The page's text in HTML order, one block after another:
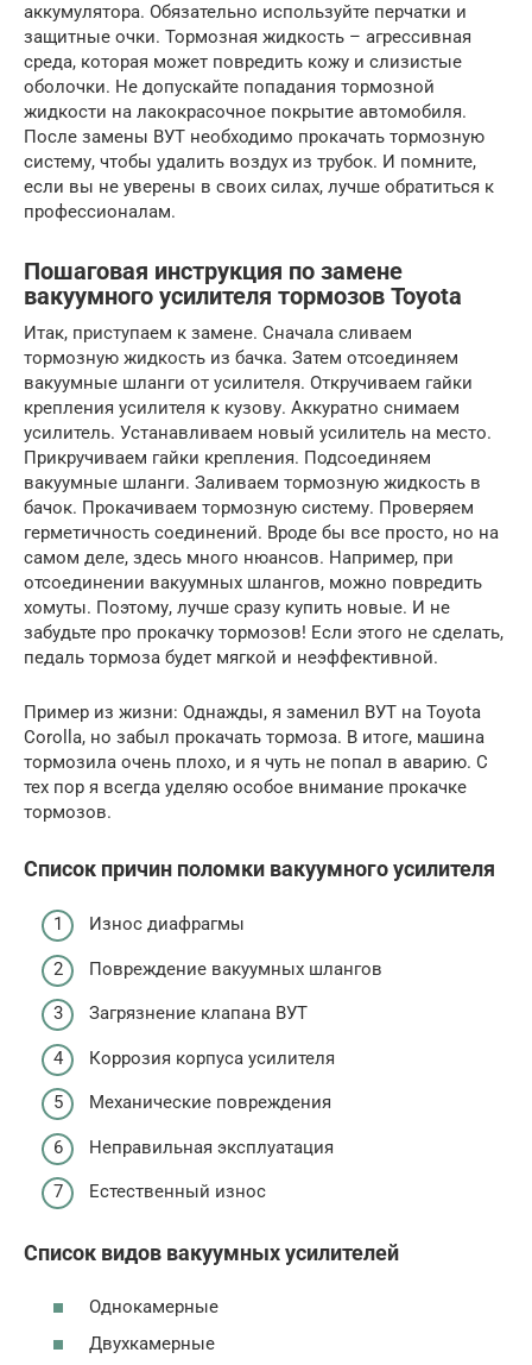
аккумулятора. Обязательно используйте перчатки и
защитные очки. Тормозная жидкость – агрессивная
среда, которая может повредить кожу и слизистые
оболочки. Не допускайте попадания тормозной
жидкости на лакокрасочное покрытие автомобиля.
После замены ВУТ необходимо прокачать тормозную
систему, чтобы удалить воздух из трубок. И помните,
если вы не уверены в своих силах, лучше обратиться к
профессионалам.
Пошаговая инструкция по замене
вакуумного усилителя тормозов Toyota
Итак, приступаем к замене. Сначала сливаем
тормозную жидкость из бачка. Затем отсоединяем
вакуумные шланги от усилителя. Откручиваем гайки
крепления усилителя к кузову. Аккуратно снимаем
усилитель. Устанавливаем новый усилитель на место.
Прикручиваем гайки крепления. Подсоединяем
вакуумные шланги. Заливаем тормозную жидкость в
бачок. Прокачиваем тормозную систему. Проверяем
герметичность соединений. Вроде бы все просто, но на
самом деле, здесь много нюансов. Например, при
отсоединении вакуумных шлангов, можно повредить
хомуты. Поэтому, лучше сразу купить новые. И не
забудьте про прокачку тормозов! Если этого не сделать,
педаль тормоза будет мягкой и неэффективной.
Пример из жизни: Однажды, я заменил ВУТ на Toyota
Corolla, но забыл прокачать тормоза. В итоге, машина
тормозила очень плохо, и я чуть не попал в аварию. С
тех пор я всегда уделяю особое внимание прокачке
тормозов.
Список причин поломки вакуумного усилителя
Износ диафрагмы
Повреждение вакуумных шлангов
Загрязнение клапана ВУТ
Коррозия корпуса усилителя
Механические повреждения
Неправильная эксплуатация
Естественный износ
Список видов вакуумных усилителей
Однокамерные
Двухкамерные